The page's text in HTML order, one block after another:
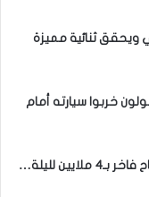
ثنائية مميزة
خربوا سيارته أمام
زياش يتقاضى 200 مليون شهريا ويقيم بجناح فاخر بـ4 ملايين لليلة…